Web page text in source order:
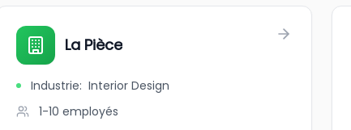
La Pièce
Industrie: Interior Design
1-10 employés